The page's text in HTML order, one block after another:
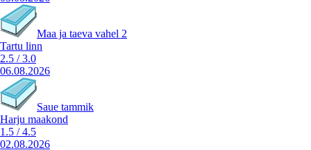
Maa ja taeva vahel 2
Tartu linn
2.5 /3.0
06.08.2026
Saue tammik
Harju maakond
1.5 /4.5
02.08.2026